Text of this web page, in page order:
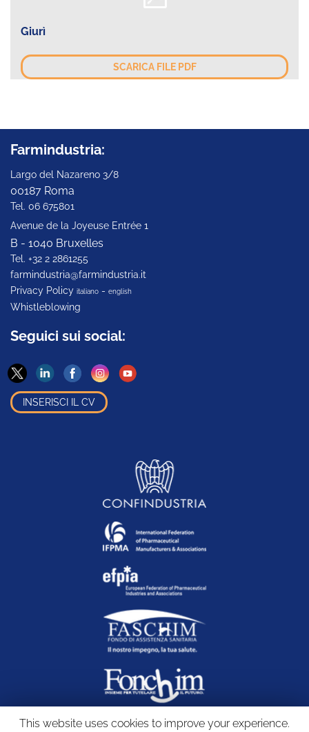
Giurì
SCARICA FILE PDF
Farmindustria:
Largo del Nazareno 3/8
00187 Roma
Tel. 06 675801
Avenue de la Joyeuse Entrée 1
B - 1040 Bruxelles
Tel. +32 2 2861255
farmindustria@farmindustria.it
Privacy Policy italiano - english
Whistleblowing
Seguici sui social:
INSERISCI IL CV
This website uses cookies to improve your experience.